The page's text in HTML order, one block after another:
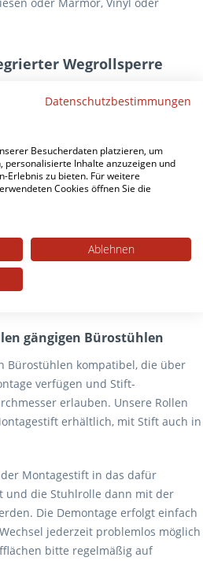
Wegrollsperre
Manche Bürostühle, insbesondere
glatten oder nicht ganz ebenen
gerade in Altbauwohnungen
Ärgernis werden.
der Stuhl entlastet wird. Ein
also verhindert – ganz ohne
ist dies auch beim Hinsetzen,
zum Festhalten verfügt.
gängigen Bürostühlen
Bürostühlen kompatibel, die über
verfügen und Stift-
erlauben. Unsere Rollen
erhältlich, mit Stift auch in
Montagestift in das dafür
und die Stuhlrolle dann mit der
Die Demontage erfolgt einfach
jederzeit problemlos möglich
bitte regelmäßig auf
Datenschutzbestimmungen
Besucherdaten platzieren, um
personalisierte Inhalte anzuzeigen und
Erlebnis zu bieten. Für weitere
Cookies öffnen Sie die
Ablehnen